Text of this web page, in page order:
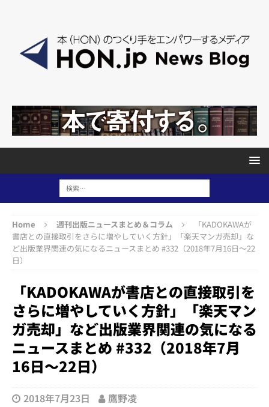
Home 週刊出版ニュースまとめ＆コラム
「KADOKAWAが
書店との直接取引をさらに増やしていく方針」「楽天マンガ売却」な
ど出版業界関連の気になるニュースまとめ #332（2018年7月16日～22
日）
「KADOKAWAが書店との直接取引を
さらに増やしていく方針」「楽天マン
ガ売却」など出版業界関連の気になる
ニュースまとめ #332（2018年7月
16日～22日）
2018年7月23日 鷹野凌